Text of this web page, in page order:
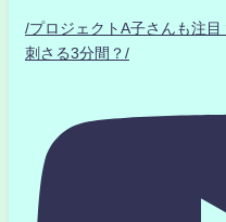
/プロジェクトA子さんも注
刺さる3分間？/